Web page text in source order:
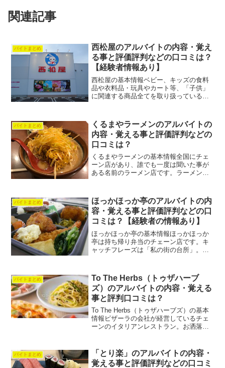
関連記事
バイトまとめ
西松屋のアルバイトの内容・覚え
る事と評価評判などの口コミは？
【経験者情報あり】
西松屋の基本情報ベビー、キッズの食料
品や衣料品・玩具やカート等、「子供」
に関連する商品全てを取り扱っている商
に多く出店しております。バイト博士低
価格帯を主軸に行っている...
バイトまとめ
くるまやラーメンのアルバイトの
内容・覚える事と評価評判などの
口コミは？
くるまやラーメンの基本情報全国にチェ
ーン店があり、誰でも一度は聞いた事が
ある名前のラーメン店です。ラーメンの
ーが有名です。全国各地にあるので、食
べたいと思えばすぐに食べ...
バイトまとめ
ほっかほっか亭のアルバイトの内
容・覚える事と評価評判などの口
コミは？【経験者の情報あり】
ほっかほっか亭の基本情報ほっかほっか
亭は持ち帰り弁当のチェーン店です。キ
ャッチフレーズは「私の街の台所」。ど
い印象です。地域によってメニューが少
し違ったりするなどお弁当...
バイトまとめ
To The Herbs（トゥザハーブ
ズ）のアルバイトの内容・覚える
事と評判口コミは？
To The Herbs（トゥザハーブズ）の基本
情報ピザーラの会社が経営しているチェ
ーンのイタリアンレストラン。お洒落な
路面店です。To The Herbs（トゥザハ
ー...
バイトまとめ
「とり楽」のアルバイトの内容・
覚える事と評価評判などの口コミ